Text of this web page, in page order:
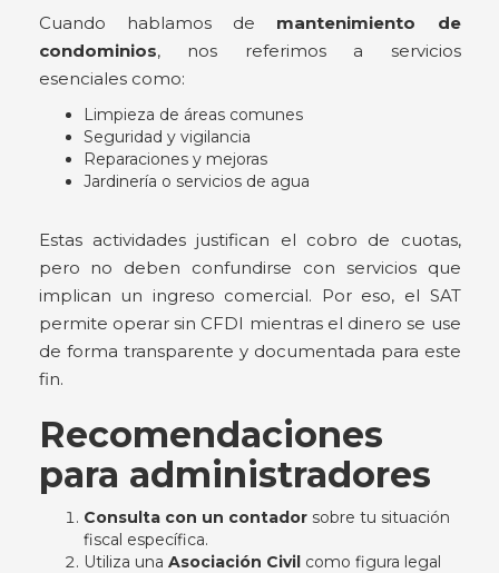
Cuando hablamos de mantenimiento de
condominios, nos referimos a servicios
esenciales como:
Limpieza de áreas comunes
Seguridad y vigilancia
Reparaciones y mejoras
Jardinería o servicios de agua
Estas actividades justifican el cobro de cuotas,
pero no deben confundirse con servicios que
implican un ingreso comercial. Por eso, el SAT
permite operar sin CFDI mientras el dinero se use
de forma transparente y documentada para este
fin.
Recomendaciones
para administradores
Consulta con un contadorsobre tu situación
fiscal específica.
Utiliza una Asociación Civilcomo figura legal